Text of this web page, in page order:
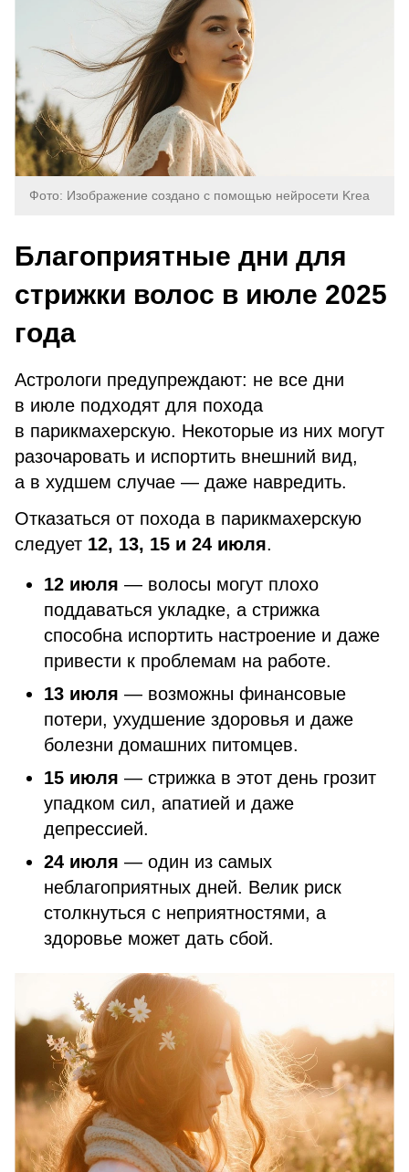
Фото: Изображение создано с помощью нейросети Krea
Благоприятные дни для
стрижки волос в июле 2025
года
Астрологи предупреждают: не все дни
в июле подходят для похода
в парикмахерскую. Некоторые из них могут
разочаровать и испортить внешний вид,
а в худшем случае — даже навредить.
Отказаться от похода в парикмахерскую
следует 12, 13, 15 и 24 июля.
12 июля — волосы могут плохо
поддаваться укладке, а стрижка
способна испортить настроение и даже
привести к проблемам на работе.
13 июля — возможны финансовые
потери, ухудшение здоровья и даже
болезни домашних питомцев.
15 июля — стрижка в этот день грозит
упадком сил, апатией и даже
депрессией.
24 июля — один из самых
неблагоприятных дней. Велик риск
столкнуться с неприятностями, а
здоровье может дать сбой.